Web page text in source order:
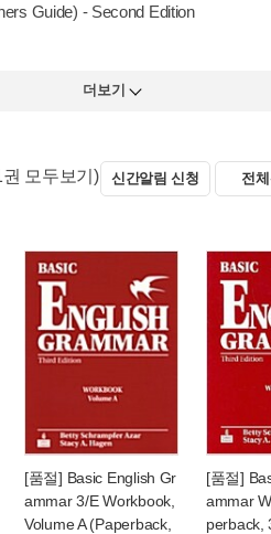
Guide) - Second Edition
더보기
권 모두보기) 신간알림 신청 전
[품절] Basic English Gr
ammar 3/E Workbook,
Volume A (Paperback,
[품절]
ammar
perback,